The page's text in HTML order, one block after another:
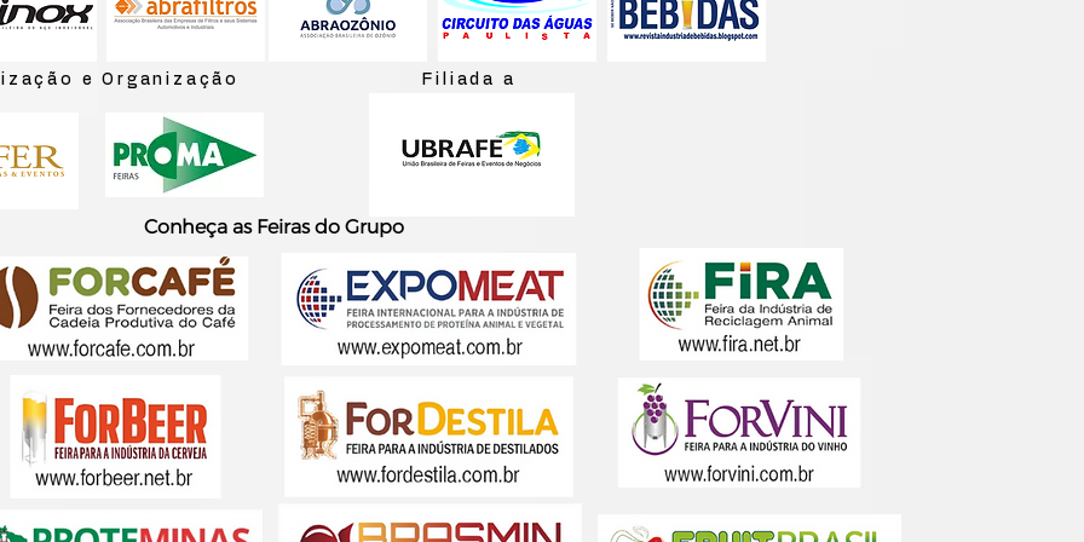
e Organização Filiada a
Conheça as Feiras do Grupo